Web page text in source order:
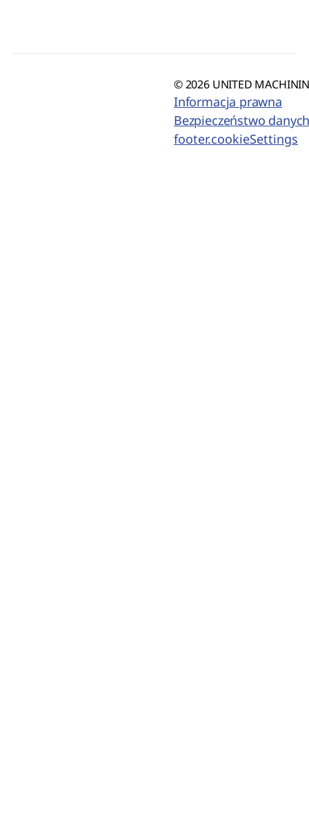
© 2026 UNITED
Informacja prawna
Bezpieczeństwo
footer.cookieSettings